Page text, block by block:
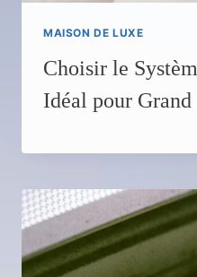
MAISON DE LUXE
Choisir le
Idéal pour Grand